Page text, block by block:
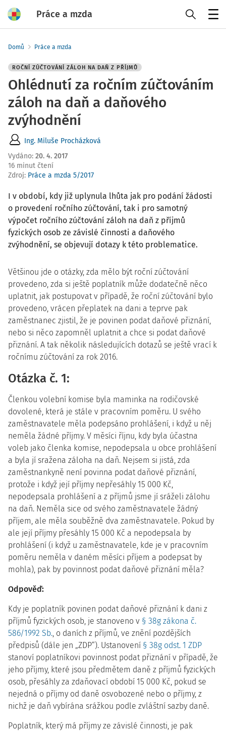
Práce a mzda
Domů Práce a mzda
ROČNÍ ZÚČTOVÁNÍ ZÁLOH NA DAŇ Z PŘÍJMŮ
Ohlédnutí za ročním zúčtováním
záloh na daň a daňového
zvýhodnění
Ing. Miluše Procházková
Vydáno: 20. 4. 2017
16 minut čtení
Zdroj: Práce a mzda 5/2017
I v období, kdy již uplynula lhůta jak pro podání žádosti
o provedení ročního zúčtování, tak i pro samotný
výpočet ročního zúčtování záloh na daň z příjmů
fyzických osob ze závislé činnosti a daňového
zvýhodnění, se objevují dotazy k této problematice.
Většinou jde o otázky, zda mělo být roční zúčtování
provedeno, zda si ještě poplatník může dodatečně něco
uplatnit, jak postupovat v případě, že roční zúčtování bylo
provedeno, vrácen přeplatek na dani a teprve pak
zaměstnanec zjistil, že je povinen podat daňové přiznání,
nebo si něco zapomněl uplatnit a chce si podat daňové
přiznání. A tak několik následujících dotazů se ještě vrací k
ročnímu zúčtování za rok 2016.
Otázka č. 1:
Členkou volební komise byla maminka na rodičovské
dovolené, která je stále v pracovním poměru. U svého
zaměstnavatele měla podepsáno prohlášení, i když u něj
neměla žádné příjmy. V měsíci říjnu, kdy byla účastna
voleb jako členka komise, nepodepsala u obce prohlášení
a byla jí sražena záloha na daň. Nejsem si jistá, zda
zaměstnankyně není povinna podat daňové přiznání,
protože i když její příjmy nepřesáhly 15 000 Kč,
nepodepsala prohlášení a z příjmů jsme jí sráželi zálohu
na daň. Neměla sice od svého zaměstnavatele žádný
příjem, ale měla souběžně dva zaměstnavatele. Pokud by
ale její příjmy přesáhly 15 000 Kč a nepodepsala by
prohlášení (i když u zaměstnavatele, kde je v pracovním
poměru neměla v daném měsíci příjem a podepsat by
mohla), pak by povinnost podat daňové přiznání měla?
Odpověď:
Kdy je poplatník povinen podat daňové přiznání k dani z
příjmů fyzických osob, je stanoveno v § 38g zákona č.
586/1992 Sb., o daních z příjmů, ve znění pozdějších
předpisů (dále jen „ZDP“). Ustanovení § 38g odst. 1 ZDP
stanoví poplatníkovi povinnost podat přiznání v případě, že
jeho příjmy, které jsou předmětem daně z příjmů fyzických
osob, přesáhly za zdaňovací období 15 000 Kč, pokud se
nejedná o příjmy od daně osvobozené nebo o příjmy, z
nichž je daň vybírána srážkou podle zvláštní sazby daně.
Poplatník, který má příjmy ze závislé činnosti, je pak